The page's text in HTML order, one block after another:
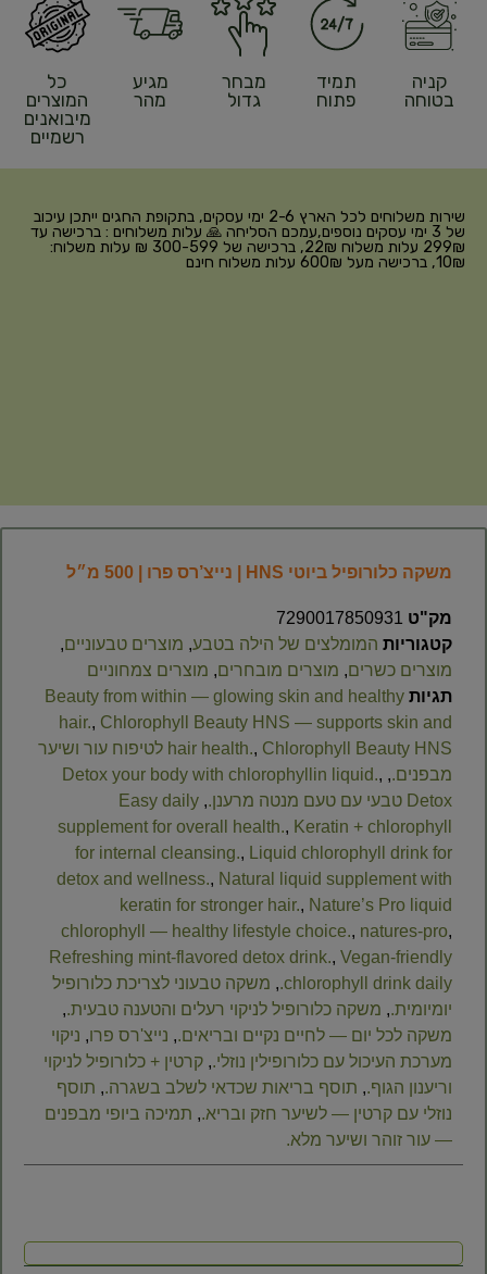
קניה
בטוחה
תמיד
פתוח
מבחר
גדול
מגיע
מהר
כל
המוצרים
מיבואנים
רשמיים
שירות משלוחים לכל הארץ 2-6 ימי עסקים, בתקופת החגים ייתכן עיכוב
של 3 ימי עסקים נוספים,עמכם הסליחה 🙏 עלות משלוחים : ברכישה עד
299₪ עלות משלוח 22₪, ברכישה של 300-599 ₪ עלות משלוח:
10₪, ברכישה מעל 600₪ עלות משלוח חינם
משקה כלורופיל ביוטי HNS | נייצ’רס פרו | 500 מ״ל
מק"ט 7290017850931
קטגוריות המומלצים של הילה בטבע, מוצרים טבעוניים,
מוצרים כשרים, מוצרים מובחרים, מוצרים צמחוניים
תגיות Beauty from within — glowing skin and healthy
hair., Chlorophyll Beauty HNS — supports skin and
hair health.,
Chlorophyll Beauty HNS לטיפוח עור ושיער
מבפנים.,
Detox your body with chlorophyllin liquid.,
Detox טבעי עם טעם מנטה מרענן.
,
Easy daily
supplement for overall health., Keratin + chlorophyll
for internal cleansing., Liquid chlorophyll drink for
detox and wellness., Natural liquid supplement with
keratin for stronger hair., Nature’s Pro liquid
chlorophyll — healthy lifestyle choice., natures-pro,
Refreshing mint-flavored detox drink., Vegan-friendly
chlorophyll drink daily.
, משקה טבעוני לצריכת כלורופיל
יומיומית., משקה כלורופיל לניקוי רעלים והטענה טבעית.,
משקה לכל יום — לחיים נקיים ובריאים., נייצ'רס פרו, ניקוי
מערכת העיכול עם כלורופילין נוזלי., קרטין + כלורופיל לניקוי
וריענון הגוף., תוסף בריאות שכדאי לשלב בשגרה., תוסף
נוזלי עם קרטין — לשיער חזק ובריא., תמיכה ביופי מבפנים
— עור זוהר ושיער מלא.